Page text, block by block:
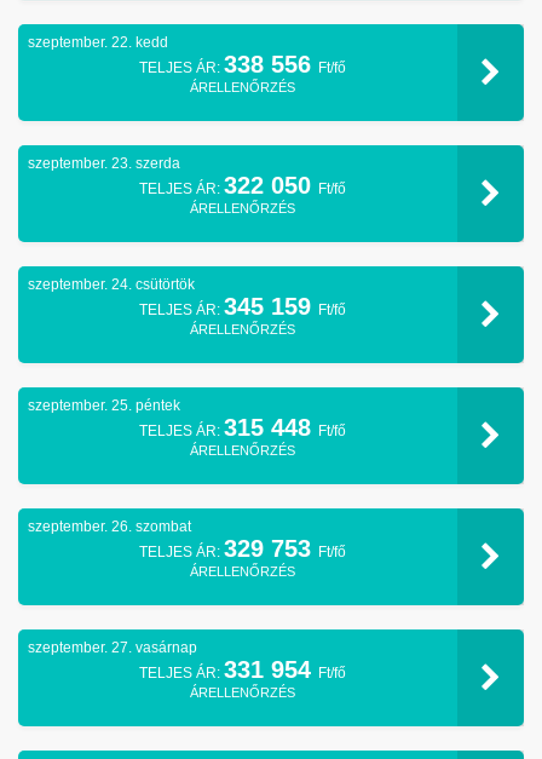
szeptember. 22. kedd
TELJES ÁR: 338 556 Ft/fő
ÁRELLENŐRZÉS
szeptember. 23. szerda
TELJES ÁR: 322 050 Ft/fő
ÁRELLENŐRZÉS
szeptember. 24. csütörtök
TELJES ÁR: 345 159 Ft/fő
ÁRELLENŐRZÉS
szeptember. 25. péntek
TELJES ÁR: 315 448 Ft/fő
ÁRELLENŐRZÉS
szeptember. 26. szombat
TELJES ÁR: 329 753 Ft/fő
ÁRELLENŐRZÉS
szeptember. 27. vasárnap
TELJES ÁR: 331 954 Ft/fő
ÁRELLENŐRZÉS